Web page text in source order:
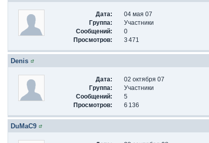
Дата:
04 мая 07
Группа:
Участники
Сообщений:
0
Просмотров:
3 471
Denis
Дата:
02 октября 07
Группа:
Участники
Сообщений:
5
Просмотров:
6 136
DuMaC9